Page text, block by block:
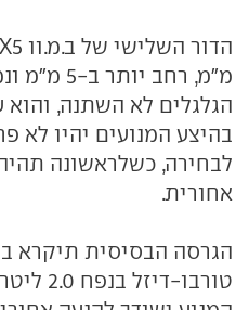
לבחירה, כשלראשונה
אחורית.